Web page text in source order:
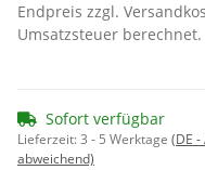
Endpreis zzgl.
Umsatzsteuer berechnet.
Sofort verfügbar
Lieferzeit:3 - 5 Werktage (DE
abweichend)